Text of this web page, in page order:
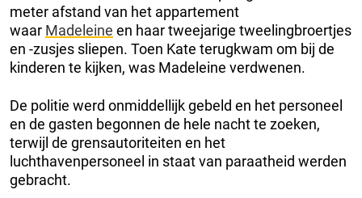
meter afstand van het appartement
waar Madeleine en haar tweejarige tweelingbroertjes
en -zusjes sliepen. Toen Kate terugkwam om bij de
kinderen te kijken, was Madeleine verdwenen.
De politie werd onmiddellijk gebeld en het personeel
en de gasten begonnen de hele nacht te zoeken,
terwijl de grensautoriteiten en het
luchthavenpersoneel in staat van paraatheid werden
gebracht.